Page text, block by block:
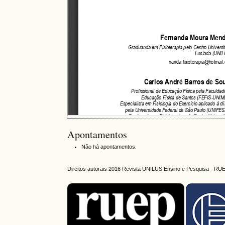
Apontamentos
Não há apontamentos.
Direitos autorais 2016 Revista UNILUS Ensino e Pesquisa -